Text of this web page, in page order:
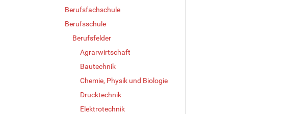
Berufsfachschule
Berufsschule
Berufsfelder
Agrarwirtschaft
Bautechnik
Chemie, Physik und Biologie
Drucktechnik
Elektrotechnik